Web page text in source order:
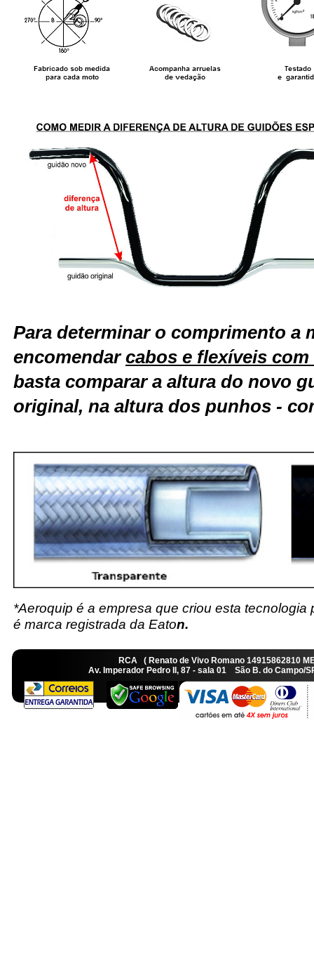
Para determinar o comprimento a
encomendarcabos e flexíveis
basta comparar a altura do novo
original, na altura dos punhos -
*Aeroquip é a empresa que criou esta
é marca registrada da Eaton.
RCA ( Renato de Vivo Romano
Av. Imperador Pedro II, 87 - sala 01 São B. do